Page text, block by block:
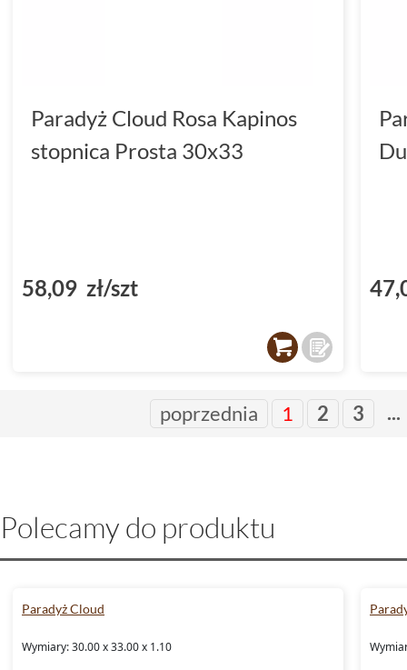
Paradyż Cloud Rosa Kapinos
stopnica Prosta 30x33
58,09 zł/szt
poprzednia 1 2 3 ...
Polecamy do produktu
Paradyż Cloud
Wymiary: 30.00 x 33.00 x 1.10